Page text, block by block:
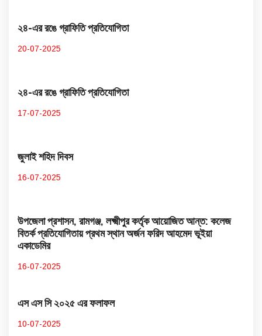
২৪-এর রঙে গ্রাফিতি প্রতিযোগিতা
20-07-2025
২৪-এর রঙে গ্রাফিতি প্রতিযোগিতা
17-07-2025
জুলাই শহিদ দিবস
16-07-2025
উপজেলা প্রশাসন, রামগঞ্জ, লক্ষ্মীপুর কর্তৃক আয়োজিত আন্ত: কলেজ
বিতর্ক প্রতিযোগিতায় প্রথম স্থান অর্জন ফরিদ আহমেদ ভূইয়া
একাডেমির
16-07-2025
এস এস সি ২০২৫ এর ফলাফল
10-07-2025